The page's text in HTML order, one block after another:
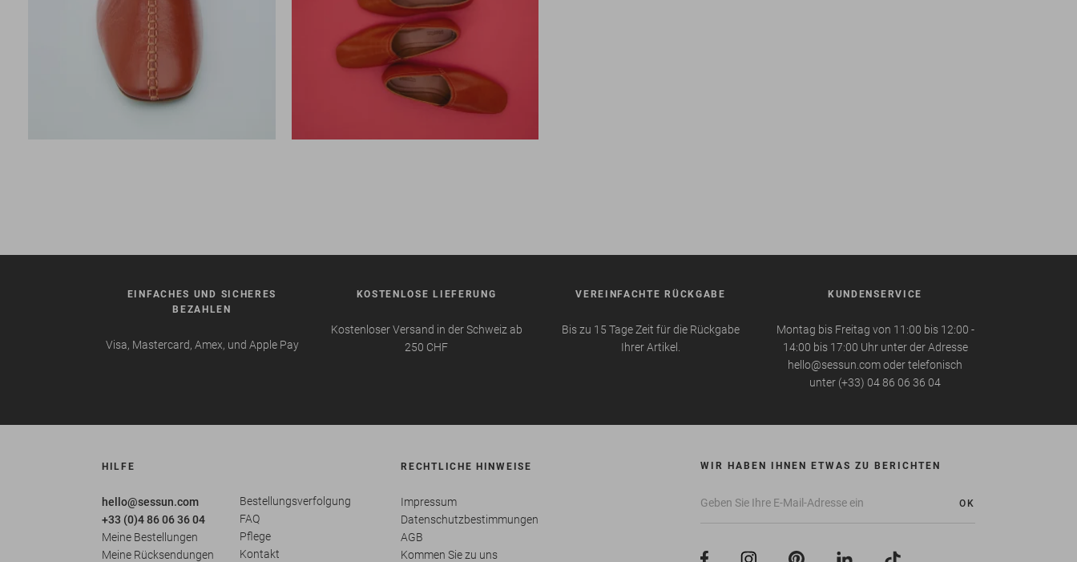
EINFACHES UND SICHERES
BEZAHLEN
Visa, Mastercard, Amex, und Apple Pay
KOSTENLOSE LIEFERUNG
Kostenloser Versand in der Schweiz ab
250 CHF
VEREINFACHTE RÜCKGABE
Bis zu 15 Tage Zeit für die Rückgabe
Ihrer Artikel.
KUNDENSERVICE
Montag bis Freitag von 11:00 bis 12:00 -
14:00 bis 17:00 Uhr unter der Adresse
hello@sessun.com oder telefonisch
unter (+33) 04 86 06 36 04
HILFE
hello@sessun.com
+33 (0)4 86 06 36 04
Meine Bestellungen
Meine Rücksendungen
Bestellungsverfolgung
FAQ
Pflege
Kontakt
RECHTLICHE HINWEISE
Impressum
Datenschutzbestimmungen
AGB
Kommen Sie zu uns
WIR HABEN IHNEN ETWAS ZU BERICHTEN
OK